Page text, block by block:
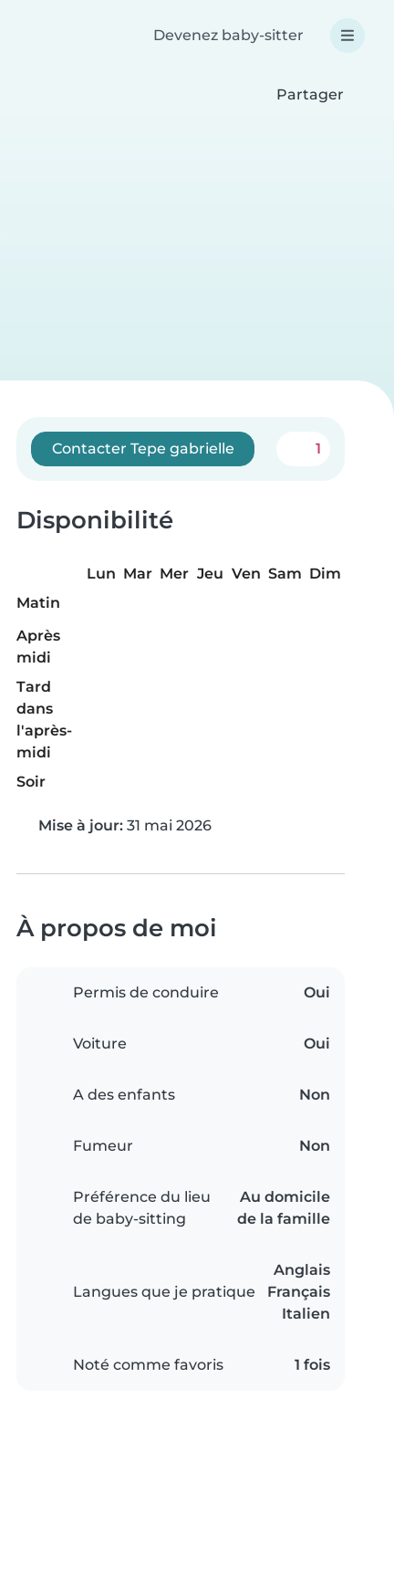
Devenez baby-sitter
Partager
Contacter Tepe gabrielle 1
Disponibilité
Lun Mar Mer Jeu Ven Sam Dim
Matin
Après
midi
Tard
dans
l'après-
midi
Soir
Mise à jour: 31 mai 2026
À propos de moi
Permis de conduire Oui
Voiture Oui
A des enfants Non
Fumeur Non
Préférence du lieu
de baby-sitting
Au domicile
de la famille
Langues que je pratique
Anglais
Français
Italien
Noté comme favoris 1 fois